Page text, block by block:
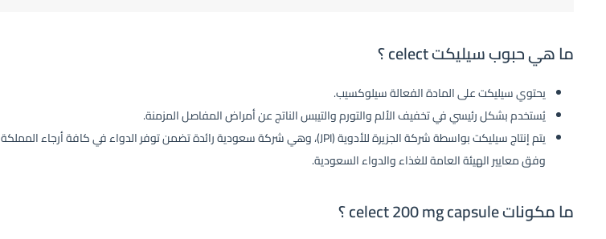
ما هي حبوب سيليكت celect ؟
يحتوي سيليكت على المادة الفعالة سيلوكسيب.
يُستخدم بشكل رئيسي في تخفيف الألم والتورم والتيبس الناتج عن أمراض المفاصل المزمنة.
يتم إنتاج سيليكت بواسطة شركة الجزيرة للأدوية (JPI)، وهي شركة سعودية رائدة تضمن توفر الدواء في كافة أرجاء المملكة
وفق معايير الهيئة العامة للغذاء والدواء السعودية.
ما مكونات celect 200 mg capsule ؟